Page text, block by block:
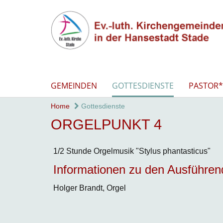
GEMEINDEN GOTTESDIENSTE
Home Gottesdienste
ORGELPUNKT 4
1/2 Stunde Orgelmusik "Stylus phantasticus"
Informationen zu den
Holger Brandt, Orgel